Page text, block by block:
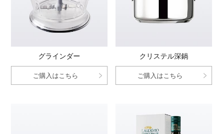
グラインダー
ご購入はこちら
クリステル深鍋
ご購入はこちら